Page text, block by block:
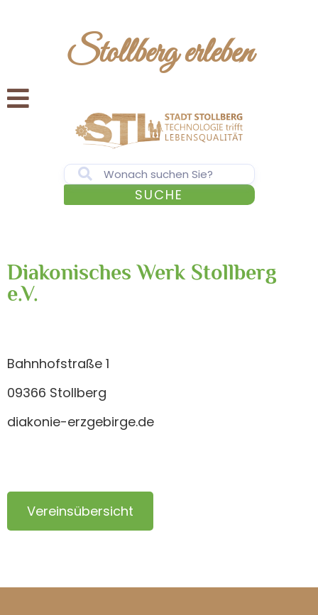
Stollberg erleben
SUCHE
Diakonisches Werk Stollberg
e.V.
Bahnhofstraße 1
09366 Stollberg
diakonie-erzgebirge.de
Vereinsübersicht